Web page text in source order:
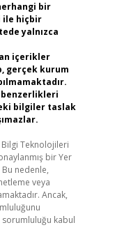
bir
ile hiçbir
yalnızca
içerikler
gerçek kurum
benzerlikleri
bilgiler taslak
Bilgi Teknolojileri
bir Yer
Bu nedenle,
veya
Ancak,
kabul